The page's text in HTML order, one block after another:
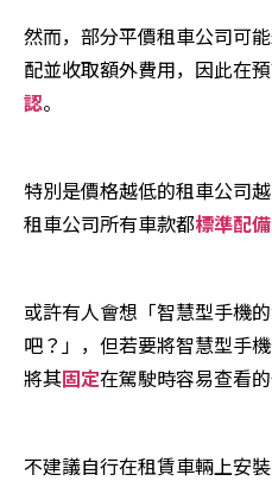
然而，部分平價租車公司可
配並收取額外費用，因此在預
認。
特別是價格越低的租車公司
租車公司所有車款都標準配備
或許有人會想「智慧型手機
吧？」，但若要將智慧型手
將其固定在駕駛時容易查看的
不建議自行在租賃車輛上安